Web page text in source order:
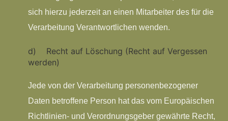
sich hierzu jederzeit an einen Mitarbeiter des für die
Verarbeitung Verantwortlichen wenden.
d) Recht auf Löschung (Recht auf Vergessen
werden)
Jede von der Verarbeitung personenbezogener
Daten betroffene Person hat das vom Europäischen
Richtlinien- und Verordnungsgeber gewährte Recht,